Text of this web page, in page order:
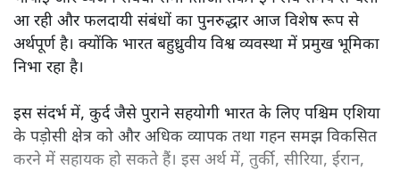
आ रही और फलदायी संबंधों का पुनरुद्धार आज विशेष रूप से
अर्थपूर्ण है। क्योंकि भारत बहुध्रुवीय विश्व व्यवस्था में प्रमुख भूमिका
निभा रहा है।
इस संदर्भ में, कुर्द जैसे पुराने सहयोगी भारत के लिए पश्चिम एशिया
के पड़ोसी क्षेत्र को और अधिक व्यापक तथा गहन समझ विकसित
करने में सहायक हो सकते हैं। इस अर्थ में, तुर्की, सीरिया, ईरान,